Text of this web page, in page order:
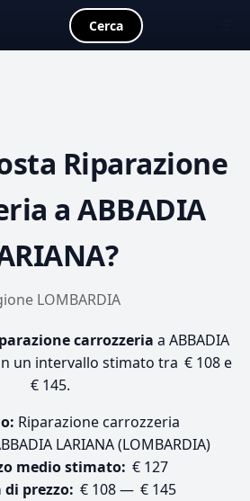
Cerca
Riparazione
a ABBADIA
LOMBARDIA
carrozzeria a ABBADIA
un intervallo stimato tra € 108 e
€ 145.
Riparazione carrozzeria
LARIANA (LOMBARDIA)
medio stimato: € 127
di prezzo: € 108 — € 145